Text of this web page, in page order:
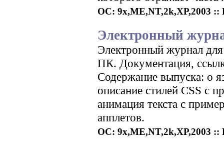
ОС: 9x,ME,NT,2k,XP,2003 ::
Электронный
Электронный журнал для
ПК. Документация,
Содержание выпуска: о
описание стилей CSS с
анимация текста с
апплетов.
ОС: 9x,ME,NT,2k,XP,2003 ::